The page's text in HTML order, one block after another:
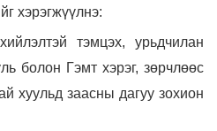
хэрэгжүүлнэ:
тэмцэх, урьдчилан
болон Гэмт хэрэг, зөрчлөөс
хуульд заасны дагуу зохион